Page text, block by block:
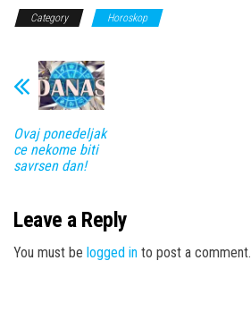
Category Horoskop
Ovaj ponedeljak
ce nekome biti
savrsen dan!
Leave a Reply
You must be logged in to post a comment.